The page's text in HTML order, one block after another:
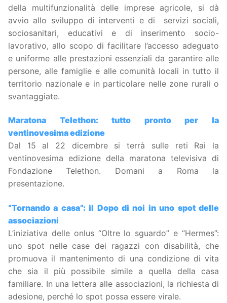
della multifunzionalità delle imprese agricole, si dà
avvio allo sviluppo di interventi e di servizi sociali,
sociosanitari, educativi e di inserimento socio-
lavorativo, allo scopo di facilitare l’accesso adeguato
e uniforme alle prestazioni essenziali da garantire alle
persone, alle famiglie e alle comunità locali in tutto il
territorio nazionale e in particolare nelle zone rurali o
svantaggiate.
Maratona Telethon: tutto pronto per la
ventinovesima edizione
Dal 15 al 22 dicembre si terrà sulle reti Rai la
ventinovesima edizione della maratona televisiva di
Fondazione Telethon. Domani a Roma la
presentazione.
“Tornando a casa”: il Dopo di noi in uno spot delle
associazioni
L’iniziativa delle onlus “Oltre lo sguardo” e “Hermes”:
uno spot nelle case dei ragazzi con disabilità, che
promuova il mantenimento di una condizione di vita
che sia il più possibile simile a quella della casa
familiare. In una lettera alle associazioni, la richiesta di
adesione, perché lo spot possa essere virale.